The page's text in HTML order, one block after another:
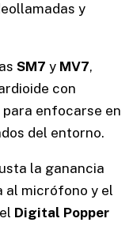
y
SM7 y MV7,
con
enfocarse en
del entorno.
la ganancia
al micrófono y el
Digital Popper